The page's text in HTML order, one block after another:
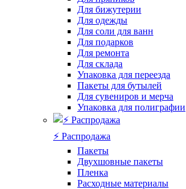
Для бижутерии
Для одежды
Для соли для ванн
Для подарков
Для ремонта
Для склада
Упаковка для переезда
Пакеты для бутылей
Для сувениров и мерча
Упаковка для полиграфии
⚡️ Распродажа
Пакеты
Двухшовные пакеты
Пленка
Расходные материалы